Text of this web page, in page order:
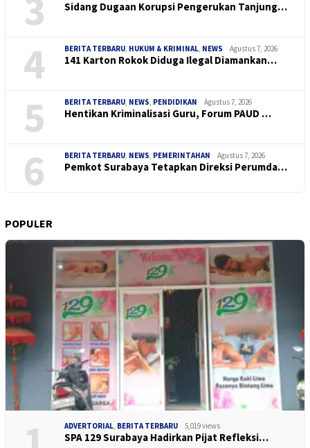
Sidang Dugaan Korupsi Pengerukan Tanjung…
4 BERITA TERBARU, HUKUM & KRIMINAL, NEWS Agustus 7, 2026
141 Karton Rokok Diduga Ilegal Diamankan…
5 BERITA TERBARU, NEWS, PENDIDIKAN Agustus 7, 2026
Hentikan Kriminalisasi Guru, Forum PAUD …
6 BERITA TERBARU, NEWS, PEMERINTAHAN Agustus 7, 2026
Pemkot Surabaya Tetapkan Direksi Perumda…
POPULER
ADVERTORIAL, BERITA TERBARU 5,019 views
SPA 129 Surabaya Hadirkan Pijat Refleksi…